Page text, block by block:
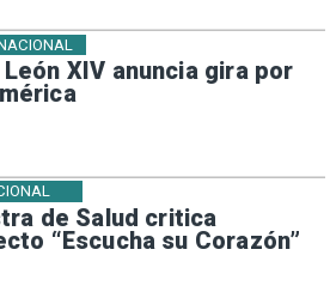
León XIV anuncia gira por
de Salud critica
“Escucha su Corazón”